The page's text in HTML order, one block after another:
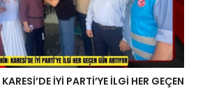
İYİ PARTİ’YE İLGİ HER GEÇEN